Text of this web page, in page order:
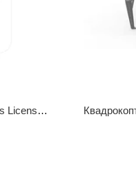
Лицензионный ключ Apple ProRes License Key